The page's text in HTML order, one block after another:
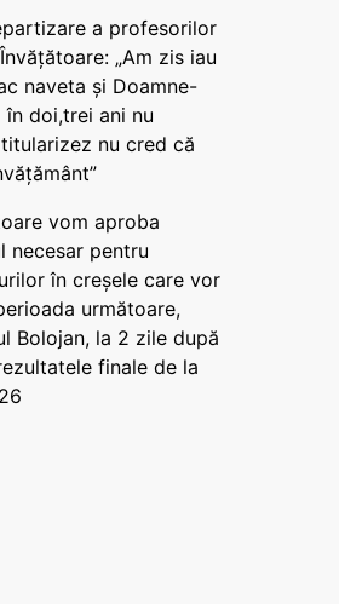
a profesorilor
„Am zis iau
naveta și Doamne-
doi,trei ani nu
nu cred că
vom aproba
necesar pentru
în creșele care vor
următoare,
Bolojan, la 2 zile după
finale de la